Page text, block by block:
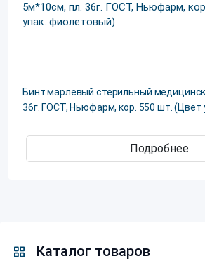
Бинт марлевый стерильный
36г. ГОСТ, Ньюфарм, кор. 550 шт. (Цвет
Подробнее
Каталог товаров